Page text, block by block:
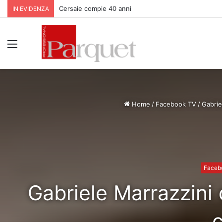
IN EVIDENZA Cersaie compie 40 anni
Home / Facebook TV /
Gabriele Marrazzini